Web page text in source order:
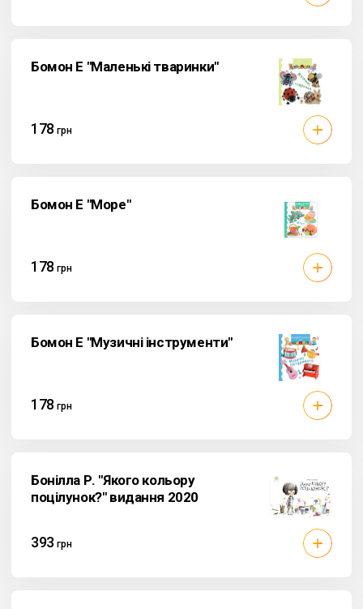
Бомон Е "Маленькі тваринки"
178 грн
Бомон Е "Море"
178 грн
Бомон Е "Музичні інструменти"
178 грн
Бонілла Р. "Якого кольору
поцілунок?" видання 2020
393 грн